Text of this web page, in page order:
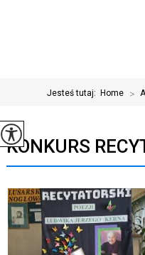
Jesteś tutaj: Home >
KONKURS